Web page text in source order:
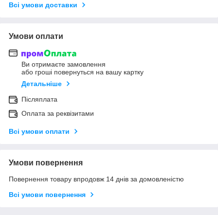
Всі умови доставки
Умови оплати
Ви отримаєте замовлення
або гроші повернуться на вашу картку
Детальніше
Післяплата
Оплата за реквізитами
Всі умови оплати
Умови повернення
Повернення товару впродовж 14 днів за домовленістю
Всі умови повернення